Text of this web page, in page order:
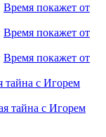
Время покажет от
Время покажет от
Время покажет от
тайна с Игорем
тайна с Игорем